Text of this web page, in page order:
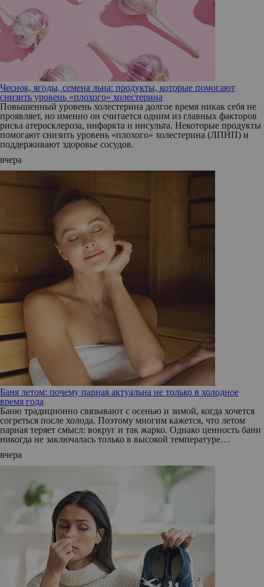
Чеснок, ягоды, семена льна: продукты, которые помогают
снизить уровень «плохого» холестерина
Повышенный уровень холестерина долгое время никак себя не
проявляет, но именно он считается одним из главных факторов
риска атеросклероза, инфаркта и инсульта. Некоторые продукты
помогают снизить уровень «плохого» холестерина (ЛПНП) и
поддерживают здоровье сосудов.
вчера
Баня летом: почему парная актуальна не только в холодное
время года
Баню традиционно связывают с осенью и зимой, когда хочется
согреться после холода. Поэтому многим кажется, что летом
парная теряет смысл: вокруг и так жарко. Однако ценность бани
никогда не заключалась только в высокой температуре…
вчера